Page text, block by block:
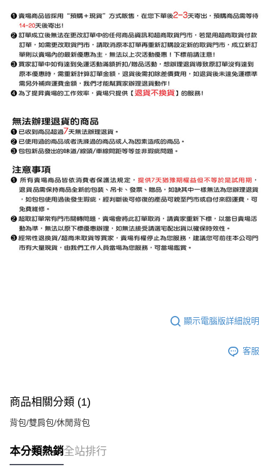
顯示電腦版詳細說明
客服
商品相關分類 (1)
背包/雙肩包/休閒背包
本分類熱銷全站排行